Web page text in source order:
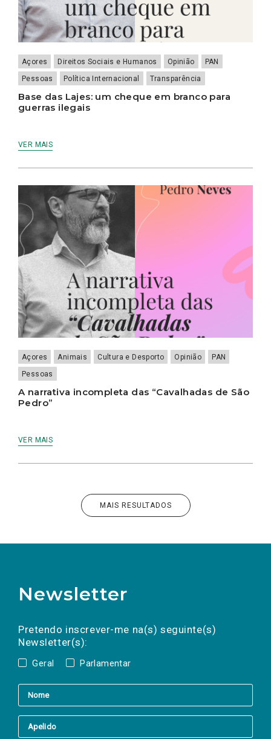
Açores Direitos Sociais e Humanos Opinião
PAN
Pessoas
Política Internacional Transparência
Base das Lajes: um cheque em branco para
guerras ilegais
VER MAIS
Açores Animais Cultura e Desporto Opinião
PAN
Pessoas
A narrativa incompleta das “Cavalhadas de São
Pedro”
VER MAIS
MAIS RESULTADOS
Newsletter
Pretendo inscrever-me na(s) seguinte(s)
Newsletter(s):
Geral Parlamentar
a(s) newsletter(s).
mail